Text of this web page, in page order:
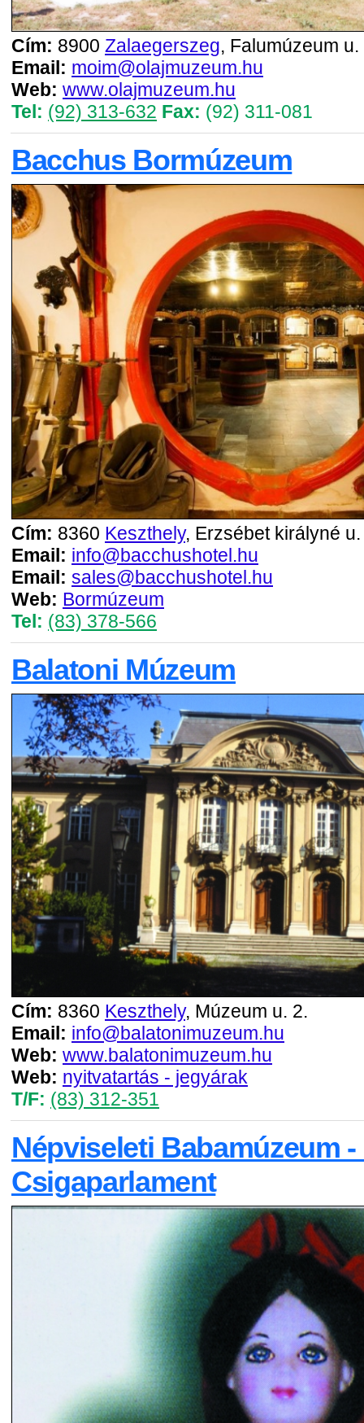
Cím: 8900 Zalaegerszeg, Falumúzeum u.
Email: moim@olajmuzeum.hu
Web: www.olajmuzeum.hu
Tel: (92) 313-632 Fax: (92) 311-081
Bacchus Bormúzeum
Cím: 8360 Keszthely, Erzsébet királyné
Email: info@bacchushotel.hu
Email: sales@bacchushotel.hu
Web: Bormúzeum
Tel: (83) 378-566
Balatoni Múzeum
Cím: 8360 Keszthely, Múzeum u. 2.
Email: info@balatonimuzeum.hu
Web: www.balatonimuzeum.hu
Web: nyitvatartás - jegyárak
T/F: (83) 312-351
Népviseleti Babamúzeum
Csigaparlament